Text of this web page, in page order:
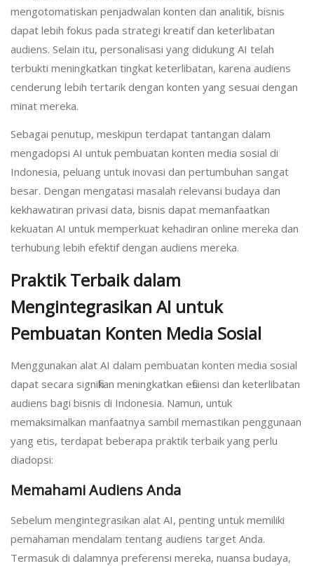
mengotomatiskan penjadwalan konten dan analitik, bisnis
dapat lebih fokus pada strategi kreatif dan keterlibatan
audiens. Selain itu, personalisasi yang didukung AI telah
terbukti meningkatkan tingkat keterlibatan, karena audiens
cenderung lebih tertarik dengan konten yang sesuai dengan
minat mereka.
Sebagai penutup, meskipun terdapat tantangan dalam
mengadopsi AI untuk pembuatan konten media sosial di
Indonesia, peluang untuk inovasi dan pertumbuhan sangat
besar. Dengan mengatasi masalah relevansi budaya dan
kekhawatiran privasi data, bisnis dapat memanfaatkan
kekuatan AI untuk memperkuat kehadiran online mereka dan
terhubung lebih efektif dengan audiens mereka.
Praktik Terbaik dalam
Mengintegrasikan AI untuk
Pembuatan Konten Media Sosial
Menggunakan alat AI dalam pembuatan konten media sosial
dapat secara signifikan meningkatkan efisiensi dan keterlibatan
audiens bagi bisnis di Indonesia. Namun, untuk
memaksimalkan manfaatnya sambil memastikan penggunaan
yang etis, terdapat beberapa praktik terbaik yang perlu
diadopsi:
Memahami Audiens Anda
Sebelum mengintegrasikan alat AI, penting untuk memiliki
pemahaman mendalam tentang audiens target Anda.
Termasuk di dalamnya preferensi mereka, nuansa budaya,